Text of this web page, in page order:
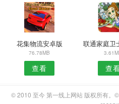
花集物流安卓版
76.78MB
查看
联通家庭卫
查
© 2010 至今 第一线上网站 版权所有